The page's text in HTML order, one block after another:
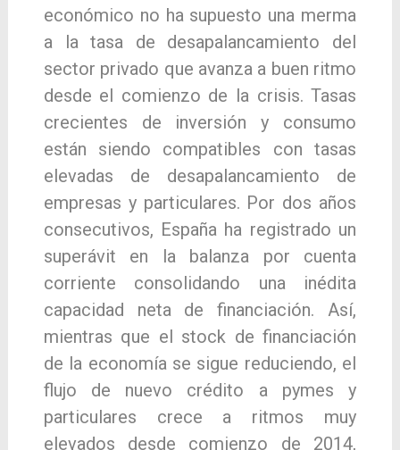
económico no ha supuesto una merma
a la tasa de desapalancamiento del
sector privado que avanza a buen ritmo
desde el comienzo de la crisis. Tasas
crecientes de inversión y consumo
están siendo compatibles con tasas
elevadas de desapalancamiento de
empresas y particulares. Por dos años
consecutivos, España ha registrado un
superávit en la balanza por cuenta
corriente consolidando una inédita
capacidad neta de financiación. Así,
mientras que el stock de financiación
de la economía se sigue reduciendo, el
flujo de nuevo crédito a pymes y
particulares crece a ritmos muy
elevados desde comienzo de 2014,